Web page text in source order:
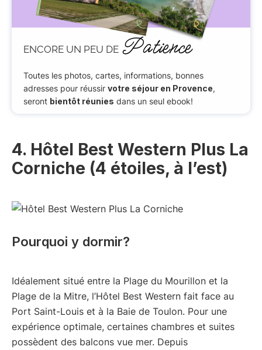
ENCORE UN PEU DE Patience
Toutes les photos, cartes, informations, bonnes
adresses pour réussir votre séjour en Provence,
seront bientôt réunies dans un seul ebook!
4. Hôtel Best Western Plus La
Corniche (4 étoiles, à l’est)
Pourquoi y dormir?
Idéalement situé entre la Plage du Mourillon et la
Plage de la Mitre, l’Hôtel Best Western fait face au
Port Saint-Louis et à la Baie de Toulon. Pour une
expérience optimale, certaines chambres et suites
possèdent des balcons vue mer. Depuis